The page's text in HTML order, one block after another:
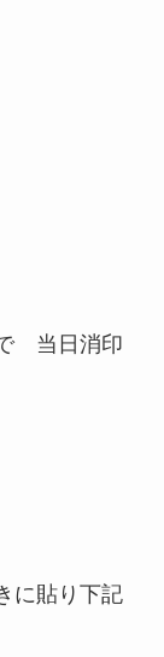
当日消印
に貼り下記